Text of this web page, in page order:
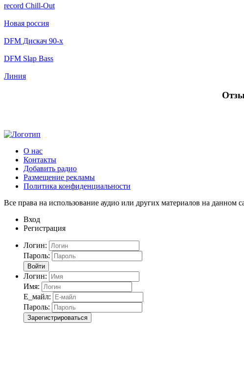
record Chill-Out
Новая россия
DFM Дискач 90-x
DFM Slap Bass
Линия
О нас
Контакты
Добавить радио
Размещение рекламы
Политика конфиденциальности
Все права на использование аудио или других материалов на данном
Вход
Регистрация
Логин:
Пароль:
Войти
Логин:
Имя:
Е_майл:
Пароль:
Зарегистрироваться